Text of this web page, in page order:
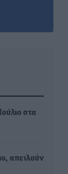
στα
απειλούν